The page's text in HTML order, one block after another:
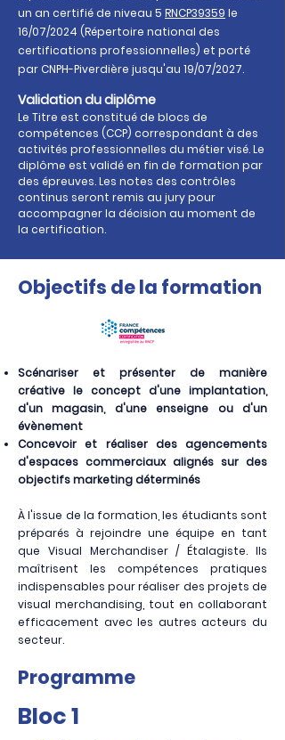
un an certifiéde niveau 5 RNCP39359 le
16/07/2024 (Répertoire national des
certifications professionnelles) et porté
par CNPH-Piverdière jusqu'au 19/07/2027.
Validation du diplôme
Le Titre est constitué de blocs de
compétences (CCP) correspondant à des
activités professionnelles du métier visé. Le
diplôme est validé en fin de formation par
des épreuves. Les notes des contrôles
continus seront remis au jury pour
accompagner la décision au moment de
la certification.
Objectifs de la formation
Scénariser et présenter de manière
créative le concept d'une implantation,
d'un magasin, d'une enseigne ou d'un
évènement
Concevoir et réaliser des agencements
d'espaces commerciaux alignés sur des
objectifs marketing déterminés
À l'issue de la formation, les étudiants sont
préparés à rejoindre une équipe en tant
que Visual Merchandiser / Étalagiste. Ils
maîtrisent les compétences pratiques
indispensables pour réaliser des projets de
visual merchandising, tout en collaborant
efficacement avec les autres acteurs du
secteur.
Programme
Bloc 1